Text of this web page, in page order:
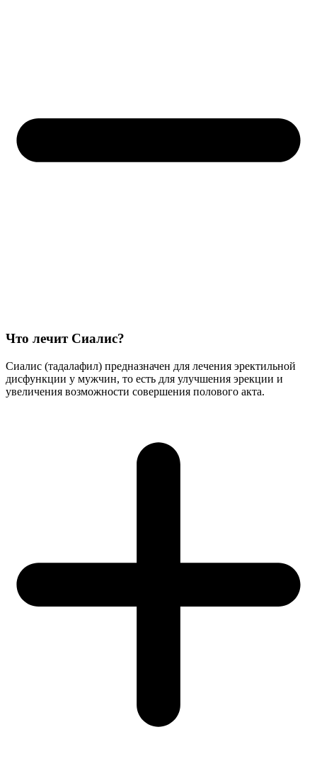
Что лечит Сиалис?
Сиалис (тадалафил) предназначен для лечения эректильной
дисфункции у мужчин, то есть для улучшения эрекции и
увеличения возможности совершения полового акта.